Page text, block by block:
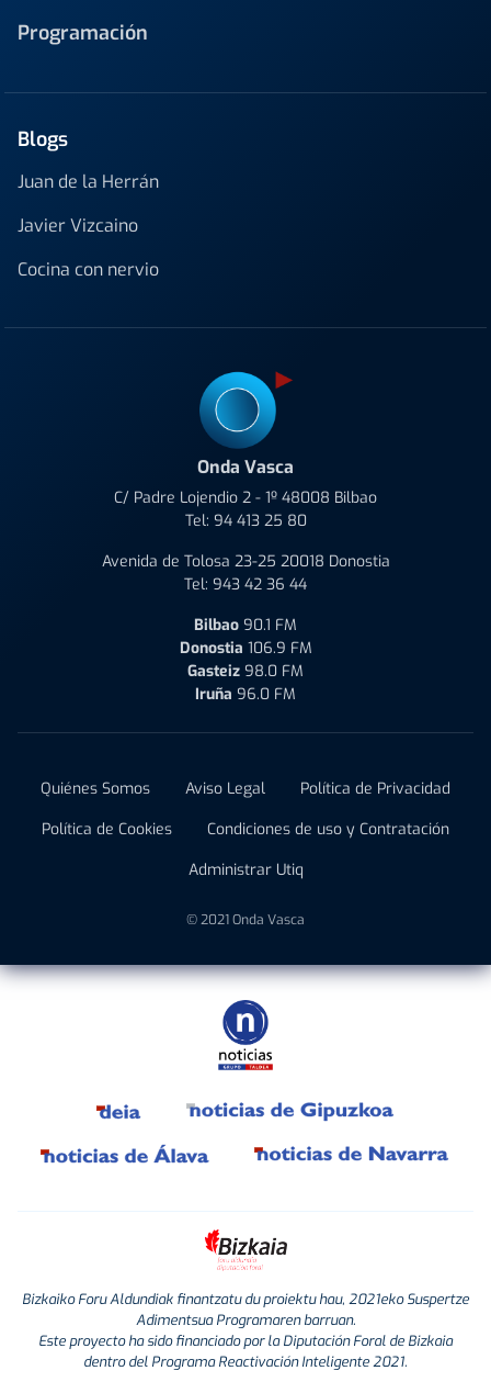
Programación
Blogs
Juan de la Herrán
Javier Vizcaino
Cocina con nervio
Onda Vasca
C/ Padre Lojendio 2 - 1º 48008 Bilbao
Tel: 94 413 25 80
Avenida de Tolosa 23-25 20018 Donostia
Tel: 943 42 36 44
Bilbao 90.1 FM
Donostia 106.9 FM
Gasteiz 98.0 FM
Iruña 96.0 FM
Quiénes Somos Aviso Legal
Política de Privacidad
Política de Cookies
Condiciones de uso y Contratación
Administrar Utiq
© 2021 Onda Vasca
Bizkaiko Foru Aldundiak finantzatu du proiektu hau, 2021eko Suspertze
Adimentsua Programaren barruan.
Este proyecto ha sido financiado por la Diputación Foral de Bizkaia
dentro del Programa Reactivación Inteligente 2021.